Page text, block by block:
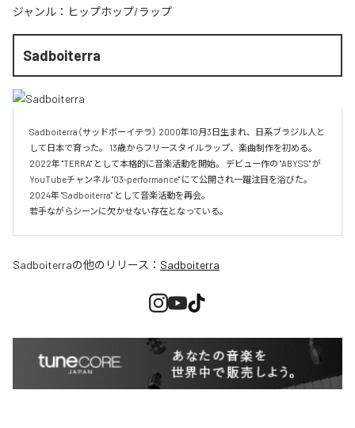
ジャンル： ヒップホップ/ラップ
Sadboiterra
Sadboiterra（サッドボーイテラ） 2000年10月3日生まれ、日系ブラジル人と
して日本で育った。 13歳からフリースタイルラップ、楽曲制作を初める。
2022年 "TERRA" として本格的に音楽活動を開始。 デビュー作の "ABYSS" が
YouTubeチャンネル "03-performance" にて公開され一躍注目を浴びた。
2024年 "Sadboiterra" として音楽活動を再会。
若手ながらシーンに欠かせない存在となっている。
Sadboiterraの他のリリース： Sadboiterra